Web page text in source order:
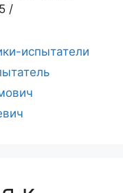
/
испытатели